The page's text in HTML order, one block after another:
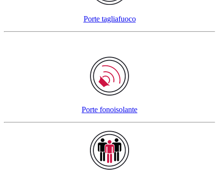
Porte tagliafuoco
Porte fonoisolante